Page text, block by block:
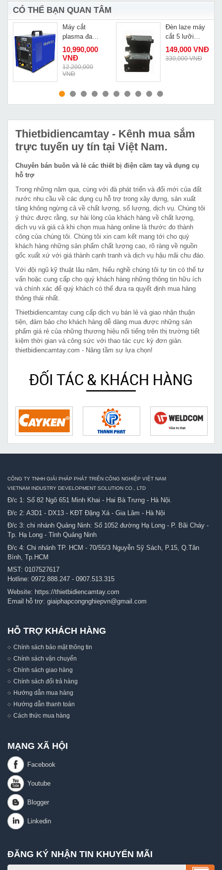
CÓ THỂ BẠN QUAN TÂM
MUA NGAY
Máy cắt
plasma đa
chức năng
Riland CT-
416II
10,990,000
VNĐ
12,200,000
VNĐ
MUA NGAY
Đèn laze máy
cắt 5 lưỡi
ZR3928
149,000 VNĐ
330,000 VNĐ
Thietbidiencamtay - Kênh mua sắm
trực tuyến uy tín tại Việt Nam.
Chuyên bán buôn và lẻ các thiết bị điện cầm tay và dụng cụ
hỗ trợ
Trong những năm qua, cùng với đà phát triển và đổi mới của đất
nước nhu cầu về các dụng cụ hỗ trợ trong xây dựng, sản xuất
tăng không ngừng cả về chất lượng, số lượng, dịch vụ. Chúng tôi
ý thức được rằng, sự hài lòng của khách hàng về chất lượng,
dịch vụ và giá cả khi chọn mua hàng online là thước đo thành
công của chúng tôi. Chúng tôi xin cam kết mang tới cho quý
khách hàng những sản phẩm chất lượng cao, rõ ràng về nguồn
gốc xuất xứ với giá thành cạnh tranh và dịch vụ hậu mãi chu đáo.
Với đội ngũ kỹ thuật lâu năm, hiểu nghề chúng tôi tự tin có thể tư
vấn hoặc cung cấp cho quý khách hàng những thông tin hữu ích
và chính xác để quý khách có thể đưa ra quyết định mua hàng
thông thái nhất.
Thietbidiencamtay cung cấp dịch vụ bán lẻ và giao nhận thuận
tiện, đảm bảo cho khách hàng dễ dàng mua được những sản
phẩm giá rẻ của những thương hiệu nổi tiếng trên thị trường tiết
kiệm thời gian và công sức với thao tác cực kỳ đơn giản.
thietbidiencamtay.com - Nâng tầm sự lựa chọn!
ĐỐI TÁC & KHÁCH HÀNG
CÔNG TY TNHH GIẢI PHÁP PHÁT TRIỂN CÔNG NGHIỆP VIỆT NAM
VIETNAM INDUSTRY DEVELOPMENT SOLUTION CO., LTD
Đ/c 1: Số 82 Ngõ 651 Minh Khai - Hai Bà Trưng - Hà Nội.
Đ/c 2: A3D1 - DX13 - KĐT Đặng Xá - Gia Lâm - Hà Nội
Đ/c 3: chi nhánh Quảng Ninh: Số 1052 đường Hạ Long - P. Bãi Cháy -
Tp. Hạ Long - Tỉnh Quảng Ninh
Đ/c 4: Chi nhánh TP. HCM - 70/55/3 Nguyễn Sỹ Sách, P.15, Q.Tân
Bình, Tp.HCM
MST: 0107527617
Hotline: 0972.888.247 - 0907.513.315
Website: https://thietbidiencamtay.com
Email hỗ trợ: giaiphapcongnghiepvn@gmail.com
HỖ TRỢ KHÁCH HÀNG
Chính sách bảo mật thông tin
Chính sách vận chuyển
Chính sách giao hàng
Chính sách đổi trả hàng
Hướng dẫn mua hàng
Hướng dẫn thanh toán
Cách thức mua hàng
MẠNG XÃ HỘI
ĐĂNG KÝ NHẬN TIN KHUYẾN MÃI